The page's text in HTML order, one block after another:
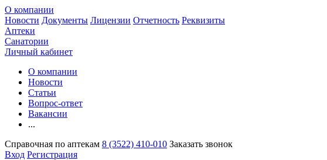
О компании
Новости Документы Лицензии Отчетность Реквизиты
Аптеки
Санатории
Личный кабинет
О компании
Новости
Статьи
Вопрос-ответ
Вакансии
...
Справочная по аптекам 8 (3522) 410-010 Заказать звонок
Вход Регистрация